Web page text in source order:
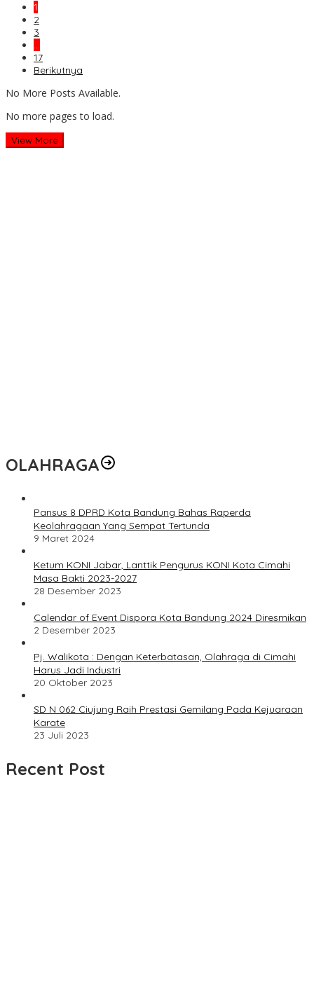
1
2
3
…
17
Berikutnya
No More Posts Available.
No more pages to load.
View More
OLAHRAGA
Pansus 8 DPRD Kota Bandung Bahas Raperda
Keolahragaan Yang Sempat Tertunda
9 Maret 2024
Ketum KONI Jabar, Lanttik Pengurus KONI Kota Cimahi
Masa Bakti 2023-2027
28 Desember 2023
Calendar of Event Dispora Kota Bandung 2024 Diresmikan
2 Desember 2023
Pj. Walikota : Dengan Keterbatasan, Olahraga di Cimahi
Harus Jadi Industri
20 Oktober 2023
SD N 062 Ciujung Raih Prestasi Gemilang Pada Kejuaraan
Karate
23 Juli 2023
Recent Post